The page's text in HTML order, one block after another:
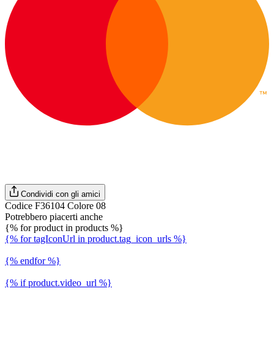
Condividi con gli amici
Codice F36104 Colore 08
Potrebbero piacerti anche
{% for product in products %}
{% for tagIconUrl in product.tag_icon_urls %}
{% endfor %}
{% if product.video_url %}